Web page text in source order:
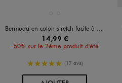
Bermuda en coton stretch facile à enfiler garçon
14,99 €
-50% sur le 2ème produit d'été
5/5 de moyenne
(17 avis)